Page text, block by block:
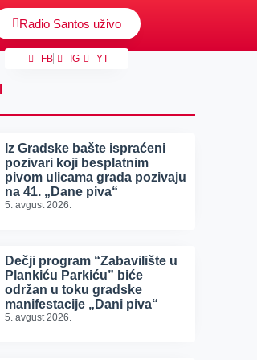
Radio Santos uživo
FB IG YT
Iz Gradske bašte ispraćeni
pozivari koji besplatnim
pivom ulicama grada pozivaju
na 41. „Dane piva“
5. avgust 2026.
Dečji program “Zabavilište u
Plankiću Parkiću” biće
održan u toku gradske
manifestacije „Dani piva“
5. avgust 2026.